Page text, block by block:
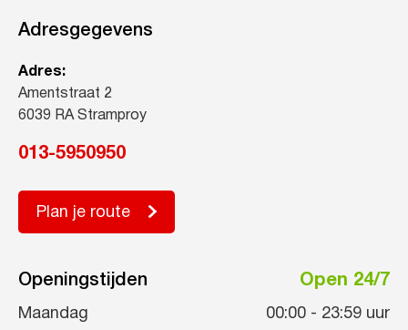
Adresgegevens
Adres:
Amentstraat 2
6039 RA Stramproy
013-5950950
Plan je route
Openingstijden Open 24/7
Maandag 00:00 - 23:59 uur